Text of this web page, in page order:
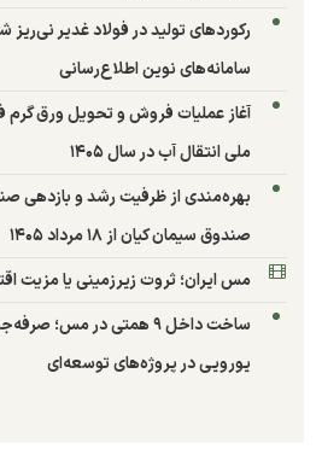
رکوردهای تولید در فولاد غدیر
سامانه‌های نوین اطلاع‌رسانی
آغاز عملیات فروش و تحویل ورق گرم
ملی انتقال آب در سال ۱۴۰۵
بهره‌مندی از ظرفیت رشد و بازدهی
صندوق سیمان کیان از ۱۸ مرداد ۱۴۰۵
مس ایران؛ ثروت زیرزمینی یا مزیت
یورویی در پروژه‌های توسعه‌ای